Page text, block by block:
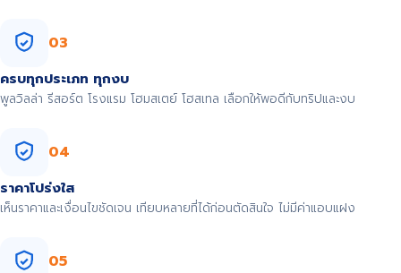
03
ครบทุกประเภท ทุกงบ
พูลวิลล่า รีสอร์ต โรงแรม โฮมสเตย์ โฮสเทล เลือกให้พอดีกับทริปและงบ
04
ราคาโปร่งใส
เห็นราคาและเงื่อนไขชัดเจน เทียบหลายที่ได้ก่อนตัดสินใจ ไม่มีค่าแอบแฝง
05